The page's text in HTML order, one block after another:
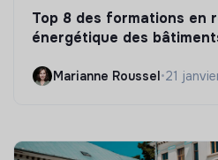
Top 8 des formations en
énergétique des
Marianne Roussel•21